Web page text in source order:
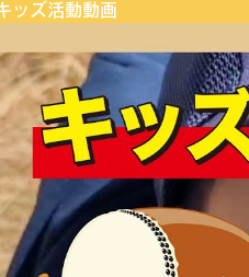
ッズ活動動画